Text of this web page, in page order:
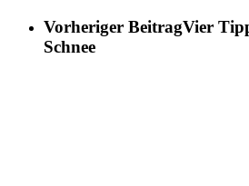
Vorheriger BeitragVier
Schnee